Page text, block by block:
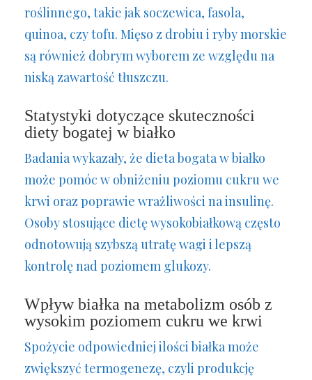
roślinnego, takie jak soczewica, fasola,
quinoa, czy tofu. Mięso z drobiu i ryby morskie
są również dobrym wyborem ze względu na
niską zawartość tłuszczu.
Statystyki dotyczące skuteczności
diety bogatej w białko
Badania wykazały, że dieta bogata w białko
może pomóc w obniżeniu poziomu cukru we
krwi oraz poprawie wrażliwości na insulinę.
Osoby stosujące dietę wysokobiałkową często
odnotowują szybszą utratę wagi i lepszą
kontrolę nad poziomem glukozy.
Wpływ białka na metabolizm osób z
wysokim poziomem cukru we krwi
Spożycie odpowiedniej ilości białka może
zwiększyć termogenezę, czyli produkcję